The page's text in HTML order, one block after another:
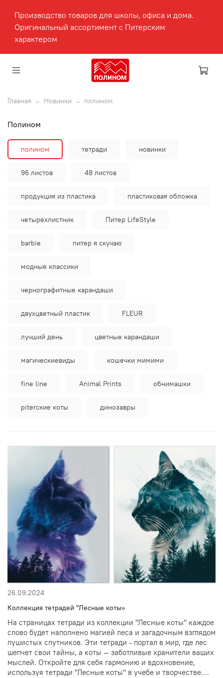
Производство товаров для школы, офиса и дома.
Оригинальный ассортимент с Питерским
характером
Главная Новинки полином
полином
полином тетради новинки
96 листов 48 листов
продукция из пластика пластиковая обложка
четырехлистник Питер LifeStyle
barbie питер я скучаю
модные классики
чернографитные карандаши
двухцветный пластик FLEUR
лучший день цветные карандаши
магическиевиды кошечки мимими
fine line Animal Prints обнимашки
piterские коты динозавры
26.09.2024
Коллекция тетрадей "Лесные коты»
На страницах тетради из коллекции "Лесные коты" каждое
слово будет наполнено магией леса и загадочным взглядом
пушистых спутников. Эти тетради - портал в мир, где лес
шепчет свои тайны, а коты — заботливые хранители ваших
мыслей. Откройте для себя гармонию и вдохновение,
используя тетради "Лесные коты" в учебе и творчестве....